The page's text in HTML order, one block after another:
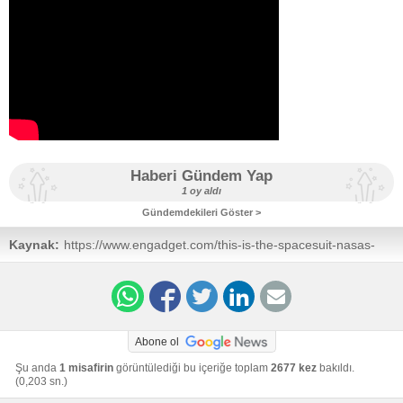
Haberi Gündem Yap
1 oy aldı
Gündemdekileri Göster >
Kaynak: https://www.engadget.com/this-is-the-spacesuit-nasas-
artemis-astronauts-will-wear-on-the-moon-
Abone ol
Şu anda 1 misafirin görüntülediği bu içeriğe toplam 2677 kez bakıldı.
(0,203 sn.)